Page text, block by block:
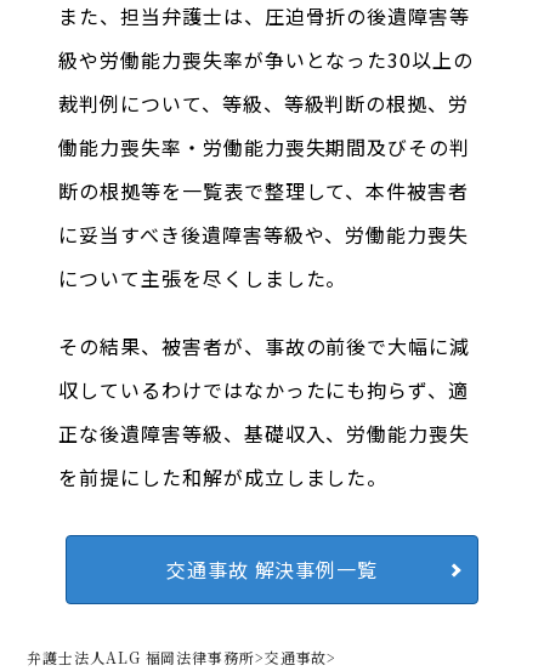
また、担当弁護士は、圧迫骨折の後遺障害等
級や労働能力喪失率が争いとなった30以上の
裁判例について、等級、等級判断の根拠、労
働能力喪失率・労働能力喪失期間及びその判
断の根拠等を一覧表で整理して、本件被害者
に妥当すべき後遺障害等級や、労働能力喪失
について主張を尽くしました。
その結果、被害者が、事故の前後で大幅に減
収しているわけではなかったにも拘らず、適
正な後遺障害等級、基礎収入、労働能力喪失
を前提にした和解が成立しました。
交通事故 解決事例一覧
弁護士法人ALG 福岡法律事務所>交通事故>